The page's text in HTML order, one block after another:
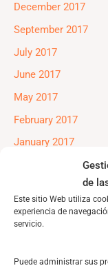
de
Este sitio Web utiliza
experiencia de
servicio.
Puede administrar sus
December 2017
September 2017
July 2017
June 2017
May 2017
February 2017
January 2017
December 2016
May 2016